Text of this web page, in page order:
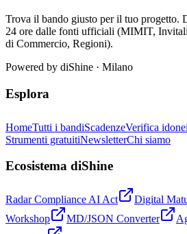
Trova il bando giusto per il tuo progetto.
24 ore dalle fonti ufficiali (MIMIT,
di Commercio, Regioni).
Powered by diShine · Milano
Esplora
HomeTutti i bandiScadenzeVerifica
Strumenti gratuitiNewsletterChi siamo
Ecosistema diShine
Radar Compliance AI Act Digital
Workshop
MD/JSON Converter